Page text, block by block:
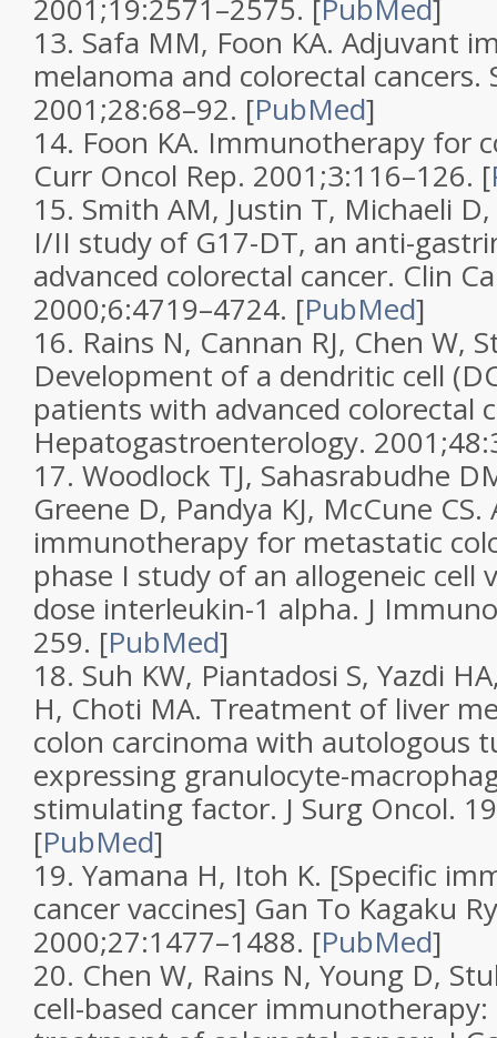
2001;19:2571–2575. [PubMed]
13. Safa MM, Foon KA. Adjuvant
melanoma and colorectal cancers.
2001;28:68–92. [PubMed]
14. Foon KA. Immunotherapy for
Curr Oncol Rep. 2001;3:116–126. [
15. Smith AM, Justin T, Michaeli
I/II study of G17-DT, an anti-
advanced colorectal cancer. Clin
2000;6:4719–4724. [PubMed]
16. Rains N, Cannan RJ, Chen W,
Development of a dendritic cell
patients with advanced colorectal
Hepatogastroenterology. 2001;48
17. Woodlock TJ, Sahasrabudhe
Greene D, Pandya KJ, McCune
immunotherapy for metastatic
phase I study of an allogeneic cell
dose interleukin-1 alpha. J
259. [PubMed]
18. Suh KW, Piantadosi S, Yazdi
H, Choti MA. Treatment of liver
colon carcinoma with autologous
expressing granulocyte-
stimulating factor. J Surg Oncol.
[PubMed]
19. Yamana H, Itoh K. [Specific
cancer vaccines] Gan To Kagaku
2000;27:1477–1488. [PubMed]
20. Chen W, Rains N, Young D,
cell-based cancer